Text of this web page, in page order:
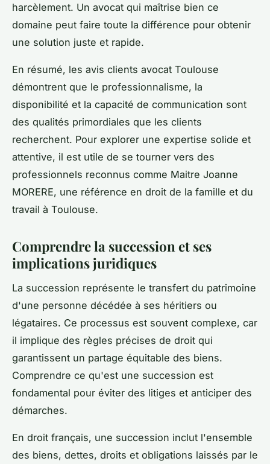
harcèlement. Un avocat qui maîtrise bien ce
domaine peut faire toute la différence pour obtenir
une solution juste et rapide.
En résumé, les avis clients avocat Toulouse
démontrent que le professionnalisme, la
disponibilité et la capacité de communication sont
des qualités primordiales que les clients
recherchent. Pour explorer une expertise solide et
attentive, il est utile de se tourner vers des
professionnels reconnus comme Maitre Joanne
MORERE, une référence en droit de la famille et du
travail à Toulouse.
Comprendre la succession et ses
implications juridiques
La succession représente le transfert du patrimoine
d'une personne décédée à ses héritiers ou
légataires. Ce processus est souvent complexe, car
il implique des règles précises de droit qui
garantissent un partage équitable des biens.
Comprendre ce qu'est une succession est
fondamental pour éviter des litiges et anticiper des
démarches.
En droit français, une succession inclut l'ensemble
des biens, dettes, droits et obligations laissés par le